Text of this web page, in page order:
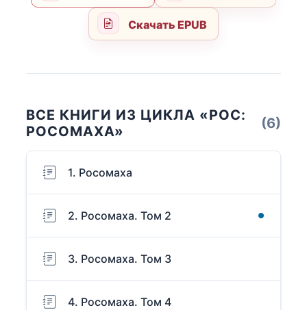
Скачать EPUB
ВСЕ КНИГИ ИЗ ЦИКЛА «РОС:
РОСОМАХА»
(6)
1. Росомаха
2. Росомаха. Том 2
3. Росомаха. Том 3
4. Росомаха. Том 4